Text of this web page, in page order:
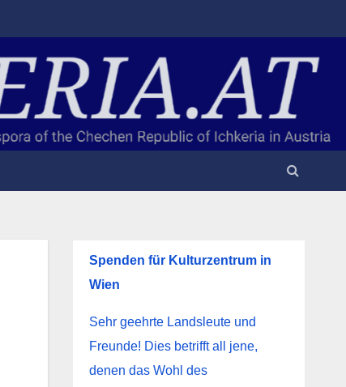
Spenden für Kulturzentrum in
Wien
Sehr geehrte Landsleute und
Freunde! Dies betrifft all jene,
denen das Wohl des